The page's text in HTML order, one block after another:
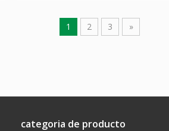
1 2 3 »
categoria de producto